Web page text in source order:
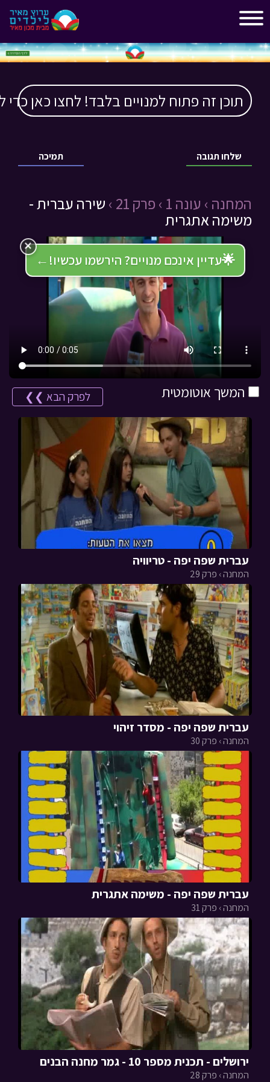
תוכן זה פתוח למנויים בלבד! לחצו כאן כדי
תמיכה שלחו תגובה
המחנה › עונה 1 › פרק 21 ›
שירה עברית -
משימה אתגרית
🌟עדיין אינכם מנויים? הירשמו עכשיו! ←
×
המשך אוטומטית לפרק הבא ❯❯
עברית שפה יפה - טריוויה
המחנה › פרק 29
עברית שפה יפה - מסדר זיהוי
המחנה › פרק 30
עברית שפה יפה - משימה אתגרית
המחנה › פרק 31
ירושלים - תכנית מספר 10 - גמר מחנה הבנים
המחנה › פרק 28